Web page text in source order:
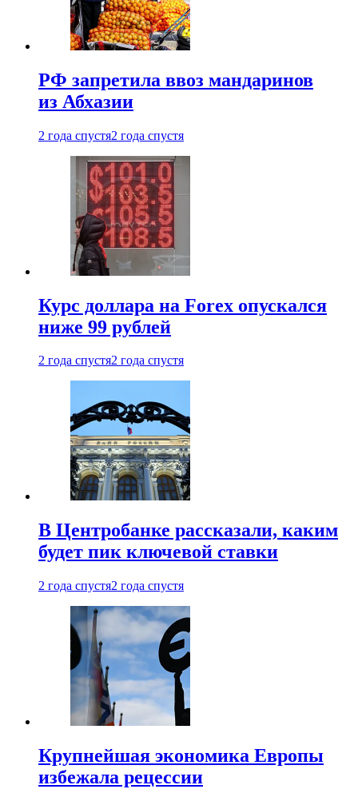
РФ запретила ввоз мандаринов
из Абхазии
2 года спустя2 года спустя
Курс доллара на Forex опускался
ниже 99 рублей
2 года спустя2 года спустя
В Центробанке рассказали, каким
будет пик ключевой ставки
2 года спустя2 года спустя
Крупнейшая экономика Европы
избежала рецессии